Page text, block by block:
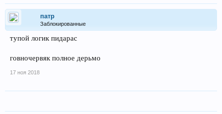
патр
Заблокированные
тупой логик пидарас
говночервяк полное дерьмо
17 ноя 2018